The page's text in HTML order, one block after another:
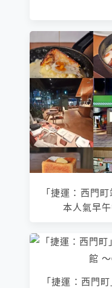
「捷運：西門
本人氣早
「捷運：西門